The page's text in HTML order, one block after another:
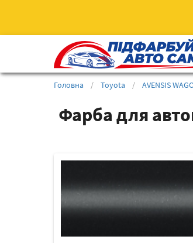
Головна / Toyota / AVENSIS
Фарба для